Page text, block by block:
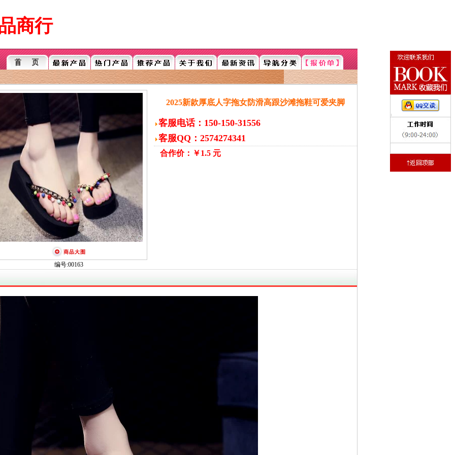
商行
编号:00163
2025新款厚底人字拖女防滑高跟沙滩拖鞋可爱夹脚
客服电话：150-150-31556
客服QQ：2574274341
合作价：￥1.5 元